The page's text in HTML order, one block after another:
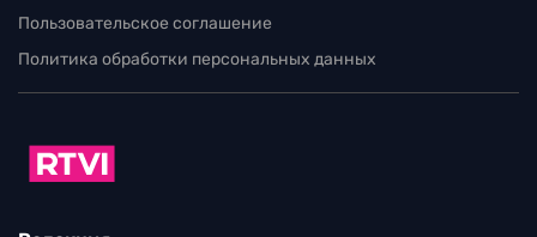
Пользовательское соглашение
Политика обработки персональных данных